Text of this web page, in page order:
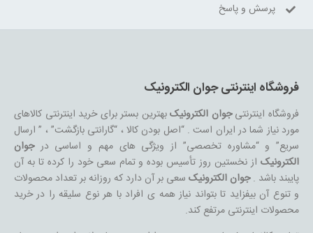
پرسش و پاسخ
فروشگاه اینترنتی جوان الکترونیک
فروشگاه اینترنتیجوان الکترونیکبهترین بستر برای خرید اینترنتی کالاهای
مورد نیاز شما در ایران است . “اصل بودن کالا ، “گارانتی بازگشت” ، ” ارسال
سریع” و “مشاوره تخصصی” از ویژگی های مهم و اساسی درجوان
الکترونیکاز نخستین روز تأسیس بوده و تمام سعی خود را کرده تا به آن
پایبند باشد .جوان الکترونیکسعی بر آن دارد که روزانه بر تعداد محصولات
و تنوع آن بیفزاید تا بتواند نیاز همه ی افراد با هر نوع سلیقه را در خرید
محصولات اینترنتی مرتفع کند.